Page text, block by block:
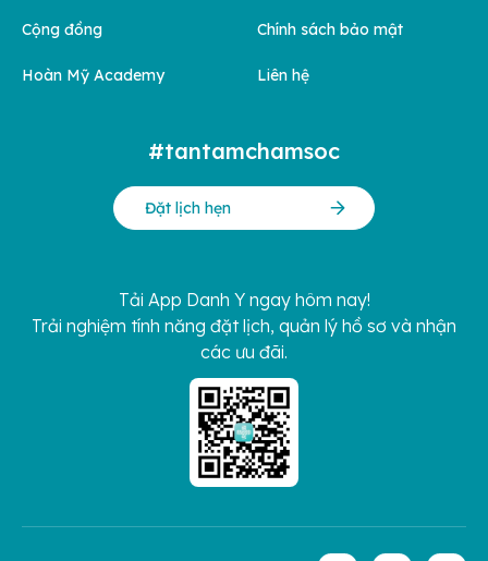
Cộng đồng
Hoàn Mỹ Academy
Chính sách bảo mật
Liên hệ
#tantamchamsoc
Đặt lịch hẹn
Tải App Danh Y ngay hôm nay!
Trải nghiệm tính năng đặt lịch, quản lý hồ sơ và nhận
các ưu đãi.